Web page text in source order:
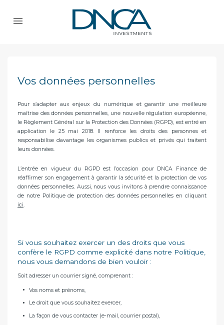
Vos données personnelles
Pour s’adapter aux enjeux du numérique et garantir une meilleure
maîtrise des données personnelles, une nouvelle régulation européenne,
le Règlement Général sur la Protection des Données (RGPD), est entré en
application le 25 mai 2018. Il renforce les droits des personnes et
responsabilise davantage les organismes publics et privés qui traitent
leurs données.
L’entrée en vigueur du RGPD est l’occasion pour DNCA Finance de
réaffirmer son engagement à garantir la sécurité et la protection de vos
données personnelles. Aussi, nous vous invitons à prendre connaissance
de notre Politique de protection des données personnelles en cliquant
ici.
Si vous souhaitez exercer un des droits que vous
confère le RGPD comme explicité dans notre Politique,
nous vous demandons de bien vouloir :
Soit adresser un courrier signé, comprenant :
Vos noms et prénoms,
Le droit que vous souhaitez exercer,
La façon de vous contacter (e-mail, courrier postal),